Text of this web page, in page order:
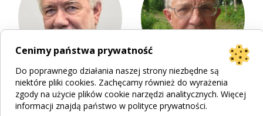
Tomasz Fiałkowski Aleksander Fiut
Cenimy państwa prywatność
Do poprawnego działania naszej strony niezbędne są
niektóre pliki cookies. Zachęcamy również do wyrażenia
zgody na użycie plików cookie narzędzi analitycznych. Więcej
informacji znajdą państwo w polityce prywatności.